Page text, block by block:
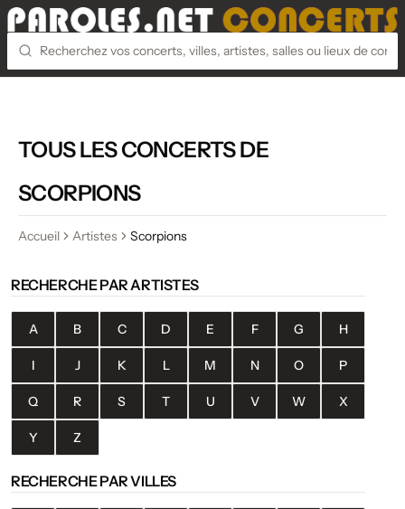
TOUS LES CONCERTS DE
SCORPIONS
Accueil Artistes Scorpions
RECHERCHE PAR ARTISTES
A B C D E F G H
I J K L M N O P
Q R S T U V W X
Y Z
RECHERCHE PAR VILLES